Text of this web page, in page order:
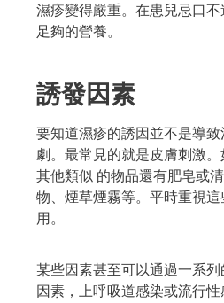
濕疹變得嚴重。在患兒忌口
足夠的營養。
誘發因素
要知道濕疹的誘因並不是導
劇。最常見的就是皮膚刺激
其他類似 的物品還有肥皂或
物、煙草煙霧等。平時重視
用。
某些因素甚至可以通過一系
因素，上呼吸道感染或流行